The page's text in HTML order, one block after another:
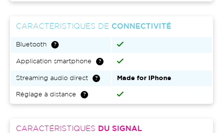
CARACTÉRISTIQUES DE CONNECTIVITÉ
Bluetooth
Application smartphone
Streaming audio direct Made for iPhone
Réglage à distance
CARACTÉRISTIQUES DU SIGNAL